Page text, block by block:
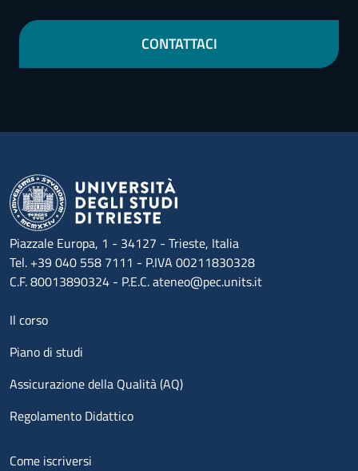
CONTATTACI
Piazzale Europa, 1 - 34127 - Trieste, Italia
Tel. +39 040 558 7111 - P.IVA 00211830328
C.F. 80013890324 - P.E.C. ateneo@pec.units.it
Menu footer 1
Il corso
Piano di studi
Assicurazione della Qualità (AQ)
Regolamento Didattico
Menu footer 2
Come iscriversi